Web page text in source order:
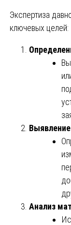
Экспертиза
ключевых целей:
Анализ